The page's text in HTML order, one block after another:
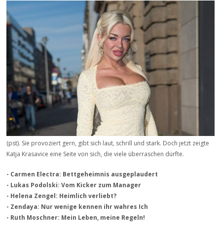
(pst). Sie provoziert gern, gibt sich laut, schrill und stark. Doch jetzt zeigte
Katja Krasavice eine Seite von sich, die viele überraschen dürfte.
- Carmen Electra: Bettgeheimnis ausgeplaudert
- Lukas Podolski: Vom Kicker zum Manager
- Helena Zengel: Heimlich verliebt?
- Zendaya: Nur wenige kennen ihr wahres Ich
- Ruth Moschner: Mein Leben, meine Regeln!